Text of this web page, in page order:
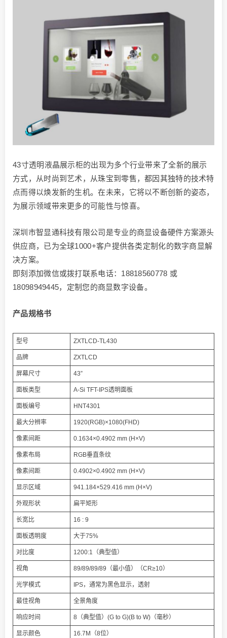
43寸透明液晶展示柜的出现为多个行业带来了全新的展示
方式，从时尚到艺术，从珠宝到零售，都因其独特的技术特
点而得以焕发新的生机。在未来，它将以不断创新的姿态，
为展示领域带来更多的可能性与惊喜。
深圳市智显通科技有限公司是专业的商显设备硬件方案源头
供应商，已为全球1000+客户提供各类定制化的数字商显解
决方案。
即刻添加微信或拨打联系电话：18818560778 或
18098949445，定制您的商显数字设备。
产品规格书
型号 ZXTLCD-TL430
品牌 ZXTLCD
屏幕尺寸 43”
面板类型 A-Si TFT-IPS透明面板
面板编号 HNT4301
最大分辨率 1920(RGB)×1080(FHD)
像素间距 0.1634×0.4902 mm (H×V)
像素布局 RGB垂直条纹
像素间距 0.4902×0.4902 mm (H×V)
显示区域 941.184×529.416 mm (H×V)
外观形状 扁平矩形
长宽比 16 : 9
面板透明度 大于75%
对比度 1200:1（典型值）
视角 89/89/89/89（最小值）（CR≥10）
光学模式 IPS，通常为黑色显示，透射
最佳视角 全景角度
响应时间 8（典型值）(G to G)(B to W)（毫秒）
显示颜色 16.7M（8位）